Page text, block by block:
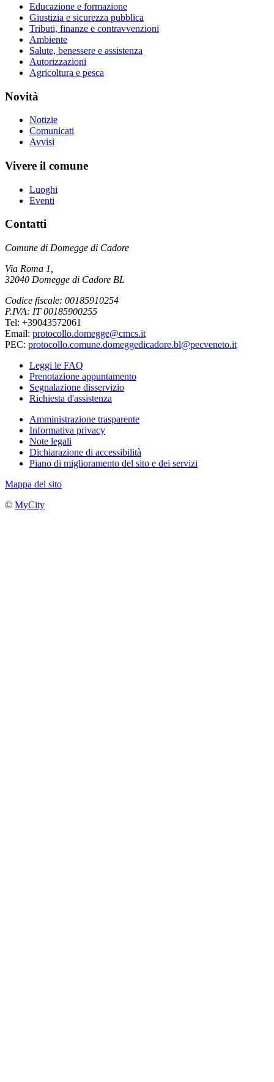
Educazione e formazione
Giustizia e sicurezza pubblica
Tributi, finanze e contravvenzioni
Ambiente
Salute, benessere e assistenza
Autorizzazioni
Agricoltura e pesca
Novità
Notizie
Comunicati
Avvisi
Vivere il comune
Luoghi
Eventi
Contatti
Comune di Domegge di Cadore
Via Roma 1,
32040 Domegge di Cadore BL
Codice fiscale: 00185910254
P.IVA: IT 00185900255
Tel: +39043572061
Email: protocollo.domegge@cmcs.it
PEC: protocollo.comune.domeggedicadore.bl@pecveneto.it
Leggi le FAQ
Prenotazione appuntamento
Segnalazione disservizio
Richiesta d'assistenza
Amministrazione trasparente
Informativa privacy
Note legali
Dichiarazione di accessibilità
Piano di miglioramento del sito e dei servizi
Mappa del sito
© MyCity